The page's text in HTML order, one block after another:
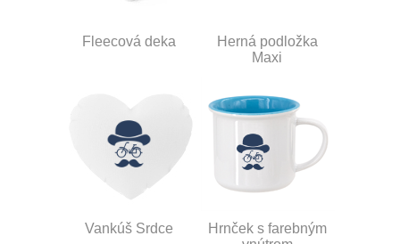
Fleecová deka
Herná podložka
Maxi
Vankúš Srdce
Hrnček s farebným